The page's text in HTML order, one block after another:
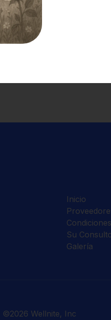
Inicio
Condiciones
Su
Galería
©2026 Wellnite, Inc